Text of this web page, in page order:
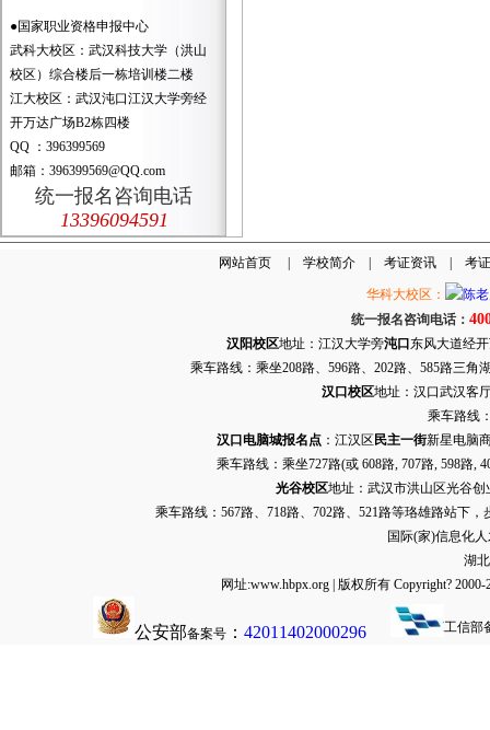
●国家职业资格申报中心
武科大校区：武汉科技大学（洪山
校区）综合楼后一栋培训楼二楼
江大校区：武汉沌口江汉大学旁经
开万达广场B2栋四楼
QQ ：396399569
邮箱：396399569@QQ.com
统一报名咨询电话
13396094591
网站首页| 学校简介| 考证资讯| 考
华科大校区：
统一报名咨询电话：
汉阳校区地址：江汉大学旁沌口 东风大道经
乘车路线：乘坐208路、596路、202路、585路三
汉口校区地址：汉口武汉客
乘车路线
汉口电脑城报名点：江汉区 民主一街新星电脑
乘车路线：乘坐727路(或 608路, 707路, 598路,
光谷校区地址：武汉市洪山区光谷创
乘车路线：567路、718路、702路、521路等珞雄路站下
国际(家)信息化
湖
网址:www.hbpx.org | 版权所有 Copyright?
公安部备案号 ： 42011402000296 工信部